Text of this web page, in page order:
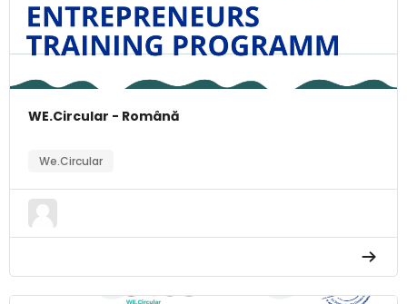
WE.Circular - Română
We.Circular